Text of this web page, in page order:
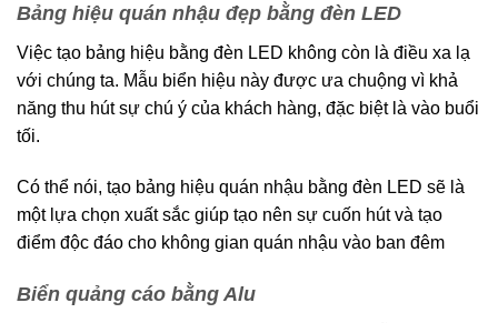
Bảng hiệu quán nhậu đẹp bằng đèn LED
Việc tạo bảng hiệu bằng đèn LED không còn là điều xa lạ
với chúng ta. Mẫu biển hiệu này được ưa chuộng vì khả
năng thu hút sự chú ý của khách hàng, đặc biệt là vào buổi
tối.
Có thể nói, tạo bảng hiệu quán nhậu bằng đèn LED sẽ là
một lựa chọn xuất sắc giúp tạo nên sự cuốn hút và tạo
điểm độc đáo cho không gian quán nhậu vào ban đêm
Biển quảng cáo bằng Alu